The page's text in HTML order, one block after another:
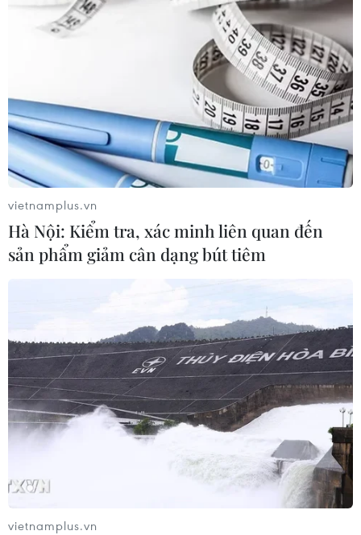
Công an tỉnh Bến Tre triệt phá trường gà,
tạm giữ 11 đối tượng
17/03/2017 11:57
Lực lượng Công an tỉnh Bến Tre đã tạm giữ tang vật
gồm 4 con gà, 2 bộ cựa sắt, 1 cân đồng hồ, 2 bộ tài xỉu,
vietnamplus.vn
Hà Nội: Kiểm tra, xác minh liên quan đến
sản phẩm giảm cân dạng bút tiêm
vietnamplus.vn